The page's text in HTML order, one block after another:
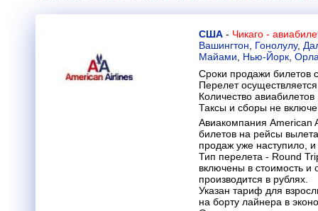
США - Чикаго -
Вашингтон
Гонолулу,
Майами
Нью-Йорк
Сроки продажи билетов
Перелет
Количество
Таксы и сборы не
Авиакомпания American
билетов на рейсы
продаж уже наступило,
Тип перелета - Round
включены в стоимость и
производится в рублях.
Указан тариф для
на борту лайнера в